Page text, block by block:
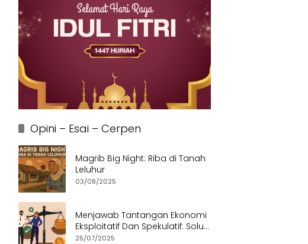
Opini – Esai – Cerpen
Magrib Big Night: Riba di Tanah
Leluhur
03/08/2025
Menjawab Tantangan Ekonomi
Eksploitatif Dan Spekulatif: Solusi
Etis dan Berkeadilan
25/07/2025